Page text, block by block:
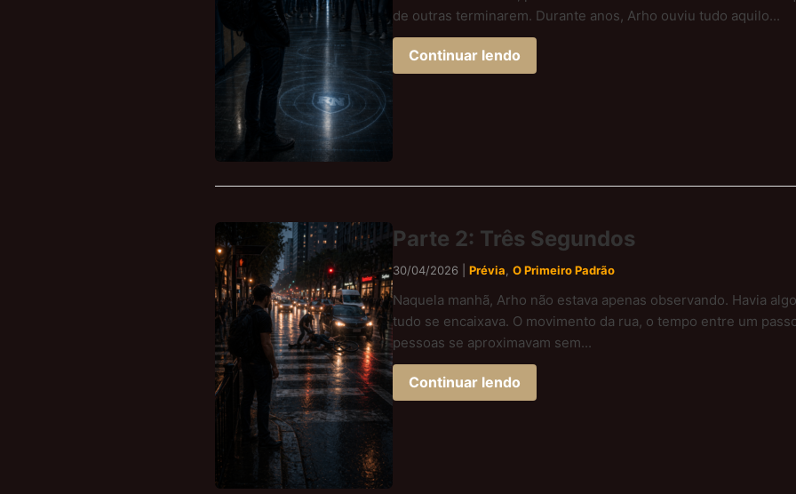
de outras terminarem. Durante anos, Arho ouviu tudo aquilo...
Continuar lendo
Parte 2: Três Segundos
30/04/2026 | Prévia O Primeiro Padrão
Naquela manhã, Arho não estava apenas observando. Havia
tudo se encaixava. O movimento da rua, o tempo entre um
pessoas se aproximavam sem...
Continuar lendo